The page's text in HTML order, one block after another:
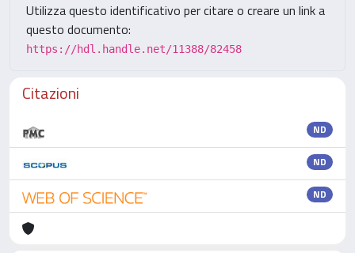
Utilizza questo identificativo per citare o creare un link a
questo documento:
https://hdl.handle.net/11388/82458
Citazioni
ND
ND
ND